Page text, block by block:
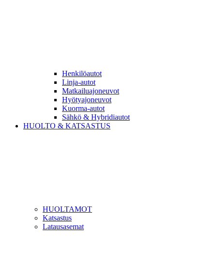
Henkilöautot
Linja-autot
Matkailuajoneuvot
Hyötyajoneuvot
Kuorma-autot
Sähkö & Hybridiautot
HUOLTO & KATSASTUS
HUOLTAMOT
Katsastus
Latausasemat